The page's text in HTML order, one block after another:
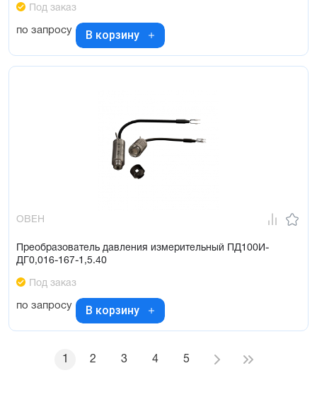
Под заказ
по запросу В корзину
ОВЕН
Преобразователь давления измерительный ПД100И-
ДГ0,016-167-1,5.40
Под заказ
по запросу В корзину
1 2 3 4 5